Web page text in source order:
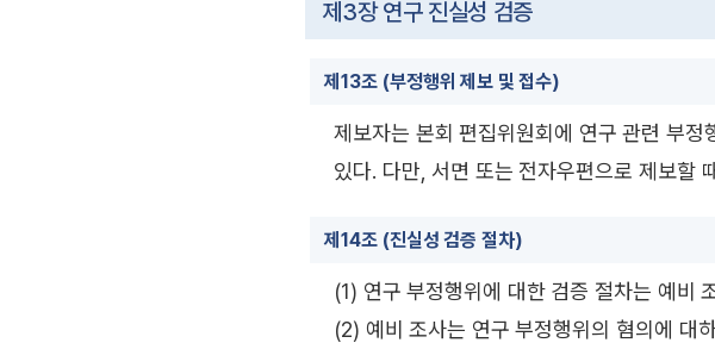
제3장 연구 진실성 검증
제13조 (부정행위 제보 및 접수)
제보자는 본회 편집위원회에 연구 관련 부
있다. 다만, 서면 또는 전자우편으로 제보할
제14조 (진실성 검증 절차)
(1) 연구 부정행위에 대한 검증 절차는 예비
(2) 예비 조사는 연구 부정행위의 혐의에 대